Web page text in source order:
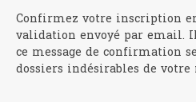
Confirmez votre inscription
validation envoyé par email.
ce message de confirmation
dossiers indésirables de votre